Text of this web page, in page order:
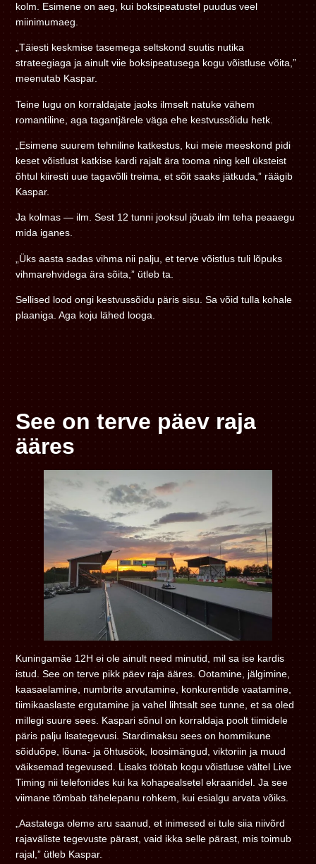
kolm. Esimene on aeg, kui boksipeatustel puudus veel
miinimumaeg.
„Täiesti keskmise tasemega seltskond suutis nutika
strateegiaga ja ainult viie boksipeatusega kogu võistluse võita,”
meenutab Kaspar.
Teine lugu on korraldajate jaoks ilmselt natuke vähem
romantiline, aga tagantjärele väga ehe kestvussõidu hetk.
„Esimene suurem tehniline katkestus, kui meie meeskond pidi
keset võistlust katkise kardi rajalt ära tooma ning kell üksteist
õhtul kiiresti uue tagavõlli treima, et sõit saaks jätkuda,” räägib
Kaspar.
Ja kolmas — ilm. Sest 12 tunni jooksul jõuab ilm teha peaaegu
mida iganes.
„Üks aasta sadas vihma nii palju, et terve võistlus tuli lõpuks
vihmarehvidega ära sõita,” ütleb ta.
Sellised lood ongi kestvussõidu päris sisu. Sa võid tulla kohale
plaaniga. Aga koju lähed looga.
See on terve päev raja
ääres
Kuningamäe 12H ei ole ainult need minutid, mil sa ise kardis
istud. See on terve pikk päev raja ääres. Ootamine, jälgimine,
kaasaelamine, numbrite arvutamine, konkurentide vaatamine,
tiimikaaslaste ergutamine ja vahel lihtsalt see tunne, et sa oled
millegi suure sees. Kaspari sõnul on korraldaja poolt tiimidele
päris palju lisategevusi. Stardimaksu sees on hommikune
sõiduõpe, lõuna- ja õhtusöök, loosimängud, viktoriin ja muud
väiksemad tegevused. Lisaks töötab kogu võistluse vältel Live
Timing nii telefonides kui ka kohapealsetel ekraanidel. Ja see
viimane tõmbab tähelepanu rohkem, kui esialgu arvata võiks.
„Aastatega oleme aru saanud, et inimesed ei tule siia niivõrd
rajaväliste tegevuste pärast, vaid ikka selle pärast, mis toimub
rajal,” ütleb Kaspar.